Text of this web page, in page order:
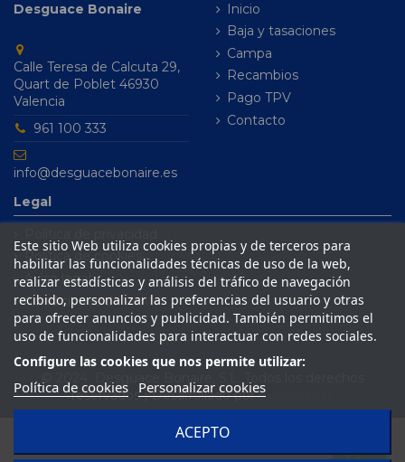
Desguace Bonaire
Calle Teresa de Calcuta 29,
Quart de Poblet 46930
Valencia
961 100 333
info@desguacebonaire.es
Inicio
Baja y tasaciones
Campa
Recambios
Pago TPV
Contacto
Legal
Política de cookies
Aviso legal
Condiciones de venta
Este sitio Web utiliza cookies propias y de terceros para
habilitar las funcionalidades técnicas de uso de la web,
realizar estadísticas y análisis del tráfico de navegación
recibido, personalizar las preferencias del usuario y otras
para ofrecer anuncios y publicidad. También permitimos el
uso de funcionalidades para interactuar con redes sociales.
Configure las cookies que nos permite utilizar:
Política de cookies Personalizar cookies
ACEPTO
reservados | Desarrollado porSeintosoft